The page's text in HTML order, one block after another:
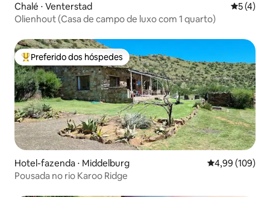
Chalé ⋅ Venterstad 5 de
5 (4)
Olienhout (Casa de campo de luxo com 1 quarto)
Entre os melhores preferidos dos hóspedes
Preferido dos hóspedes
Hotel-fazenda ⋅ Middelburg 4,99 de uma
4,99 (109)
Pousada no rio Karoo Ridge